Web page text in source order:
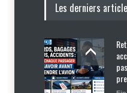
Les derniers